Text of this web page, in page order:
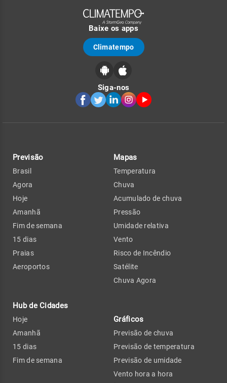
Baixe os apps
Climatempo
Siga-nos
Previsão
Brasil
Agora
Hoje
Amanhã
Fim de semana
15 dias
Praias
Aeroportos
Hub de Cidades
Hoje
Amanhã
15 dias
Fim de semana
Mapas
Temperatura
Chuva
Acumulado de chuva
Pressão
Umidade relativa
Vento
Risco de Incêndio
Satélite
Chuva Agora
Gráficos
Previsão de chuva
Previsão de temperatura
Previsão de umidade
Vento hora a hora